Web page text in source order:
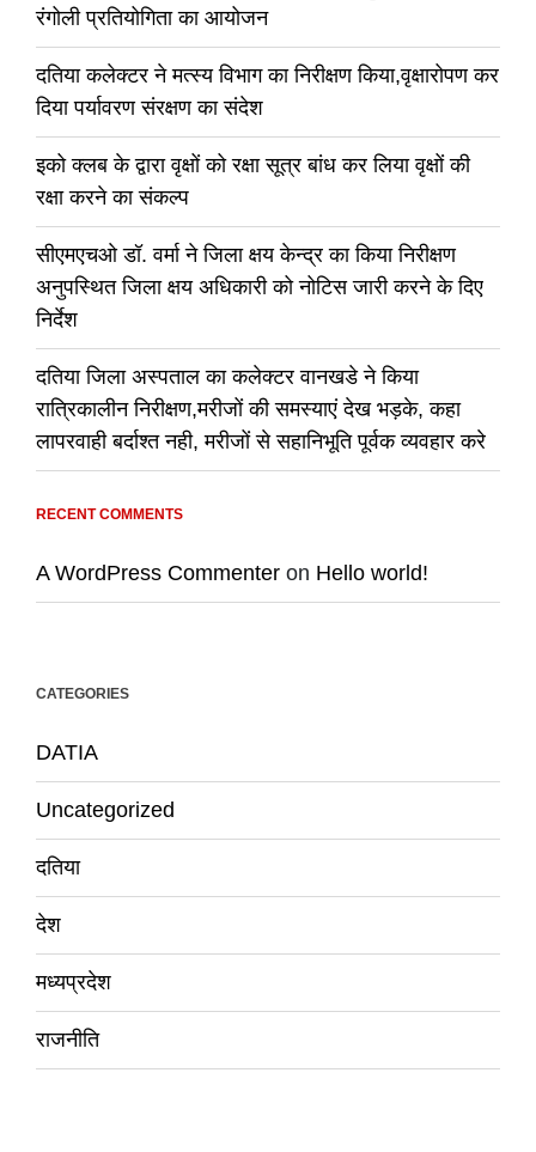
रंगोली प्रतियोगिता का आयोजन
दतिया कलेक्टर ने मत्स्य विभाग का निरीक्षण किया,वृक्षारोपण कर
दिया पर्यावरण संरक्षण का संदेश
इको क्लब के द्वारा वृक्षों को रक्षा सूत्र बांध कर लिया वृक्षों की
रक्षा करने का संकल्प
सीएमएचओ डॉ. वर्मा ने जिला क्षय केन्द्र का किया निरीक्षण
अनुपस्थित जिला क्षय अधिकारी को नोटिस जारी करने के दिए
निर्देश
दतिया जिला अस्पताल का कलेक्टर वानखडे ने किया
रात्रिकालीन निरीक्षण,मरीजों की समस्याएं देख भड़के, कहा
लापरवाही बर्दाश्त नही, मरीजों से सहानिभूति पूर्वक व्यवहार करे
RECENT COMMENTS
A WordPress Commenter on Hello world!
CATEGORIES
DATIA
Uncategorized
दतिया
देश
मध्यप्रदेश
राजनीति